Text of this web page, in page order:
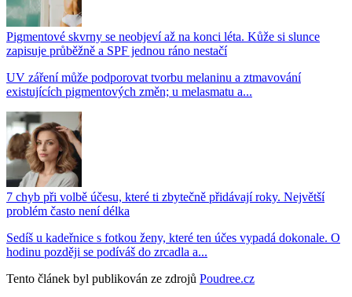
Pigmentové skvrny se neobjeví až na konci léta. Kůže si slunce
zapisuje průběžně a SPF jednou ráno nestačí
UV záření může podporovat tvorbu melaninu a ztmavování
existujících pigmentových změn; u melasmatu a...
7 chyb při volbě účesu, které ti zbytečně přidávají roky. Největší
problém často není délka
Sedíš u kadeřnice s fotkou ženy, které ten účes vypadá dokonale. O
hodinu později se podíváš do zrcadla a...
Tento článek byl publikován ze zdrojů Poudree.cz